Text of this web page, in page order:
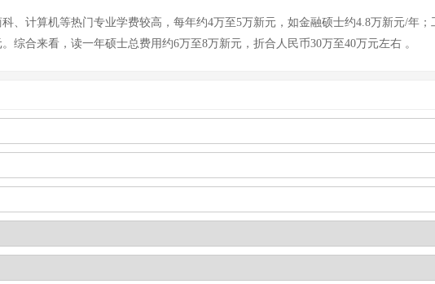
、计算机等热门专业学费较高，每年约4万至5万新元，如金融硕士约4.8万新元/年
综合来看，读一年硕士总费用约6万至8万新元，折合人民币30万至40万元左右 。